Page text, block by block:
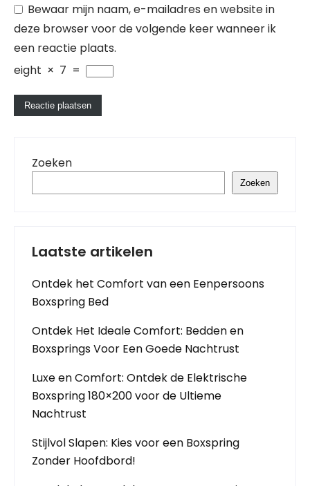
Bewaar mijn naam, e-mailadres en website in
deze browser voor de volgende keer wanneer ik
een reactie plaats.
eight × 7 =
Zoeken
Zoeken
Laatste artikelen
Ontdek het Comfort van een Eenpersoons
Boxspring Bed
Ontdek Het Ideale Comfort: Bedden en
Boxsprings Voor Een Goede Nachtrust
Luxe en Comfort: Ontdek de Elektrische
Boxspring 180×200 voor de Ultieme
Nachtrust
Stijlvol Slapen: Kies voor een Boxspring
Zonder Hoofdbord!